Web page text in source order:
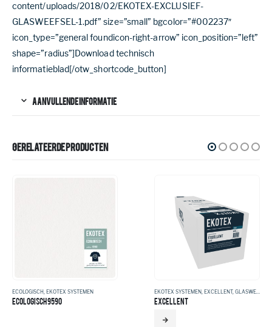
content/uploads/2018/02/EKOTEX-EXCLUSIEF-
GLASWEEFSEL-1.pdf” size=”small” bgcolor=”#002237″
icon_type=”general foundicon-right-arrow” icon_position=”left”
shape=”radius”]Download technisch
informatieblad[/otw_shortcode_button]
AANVULLENDE INFORMATIE
GERELATEERDE PRODUCTEN
ECOLOGISCH, EKOTEX SYSTEMEN
ECOLOGISCH 9590
EKOTEX SYSTEMEN, EXCELLENT, GLASWEEFSEL
EXCELLENT